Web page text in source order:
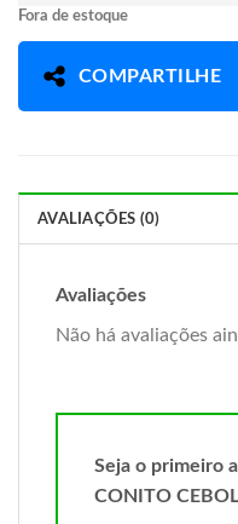
Fora de estoque
COMPARTILHE
AVALIAÇÕES (0)
Avaliações
Não há avaliações
Seja o primeiro
CONITO